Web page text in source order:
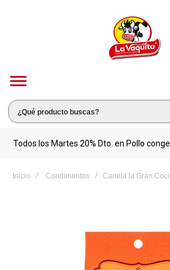
Todos los Martes 20% Dto. en Pollo
Inicio Condimentos Canela la Gran